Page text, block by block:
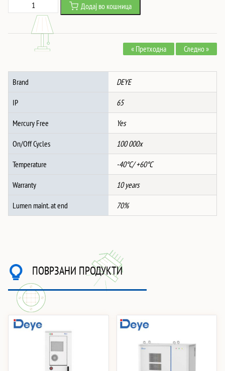
20kw
LOW
VOLTAGE
количина
Додај во кошница
« Претходна Следно »
Brand DEYE
IP 65
Mercury Free Yes
On/Off Cycles 100 000x
Temperature -40°C/ +60°C
Warranty 10 years
Lumen maint. at end 70%
ПОВРЗАНИ ПРОДУКТИ